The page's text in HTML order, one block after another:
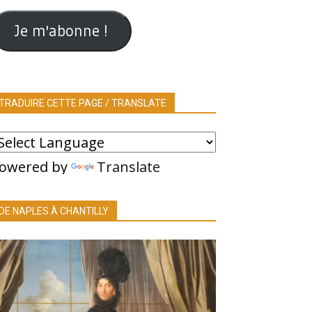
Je m'abonne !
CETTE PAGE / TRANSLATE
by Translate
NAPLES À CHANTILLY